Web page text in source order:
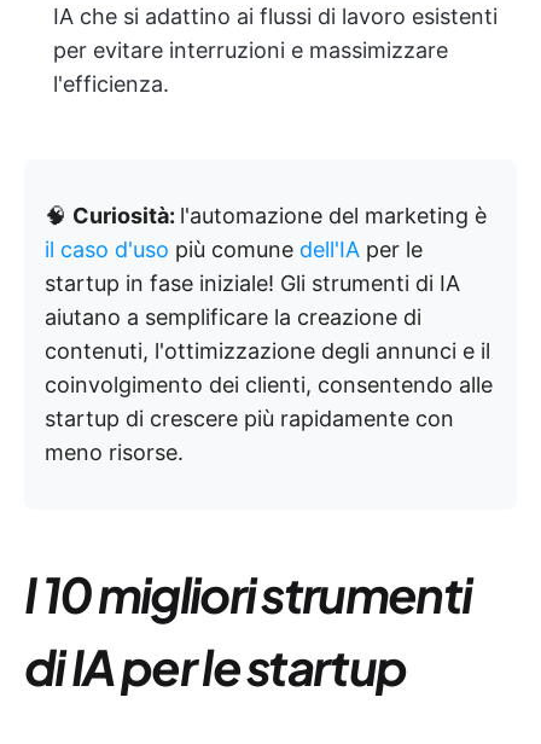
IA che si adattino ai flussi di lavoro esistenti
per evitare interruzioni e massimizzare
l'efficienza.
🧠 Curiosità: l'automazione del marketing è
il caso d'uso più comune dell'IA per le
startup in fase iniziale! Gli strumenti di IA
aiutano a semplificare la creazione di
contenuti, l'ottimizzazione degli annunci e il
coinvolgimento dei clienti, consentendo alle
startup di crescere più rapidamente con
meno risorse.
I 10 migliori strumenti
di IA per le startup